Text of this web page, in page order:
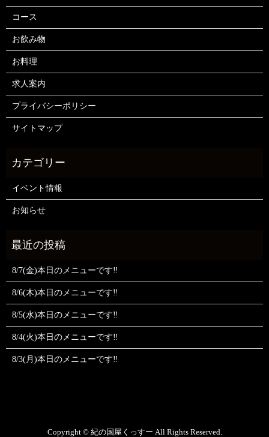
コース
お飲み物
お料理
求人案内
プライバシーポリシー
サイトマップ
イベント情報
お知らせ
8/7(金)本日のメニューです‼️
8/6(木)本日のメニューです‼️
8/5(水)本日のメニューです‼️
8/4(火)本日のメニューです‼️
8/3(月)本日のメニューです‼️
Copyright © 紀の国屋くっすー All Rights Reserved.